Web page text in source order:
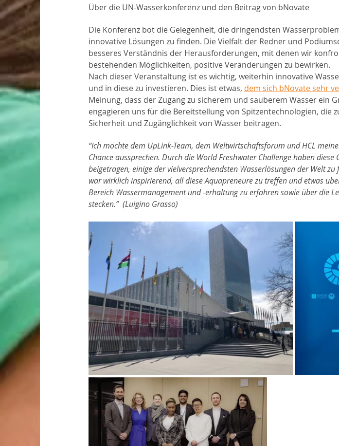
Über die UN-Wasserkonferenz und den Beitrag von bNovate
Die Konferenz bot die Gelegenheit, die dringendsten
innovative Lösungen zu finden. Die Vielfalt der Redner und
besseres Verständnis der Herausforderungen, mit denen wir
bestehenden Möglichkeiten, positive Veränderungen zu bewirken.
Nach dieser Veranstaltung ist es wichtig, weiterhin innovative
und in diese zu investieren. Dies ist etwas, dem sich bNovate sehr
Meinung, dass der Zugang zu sicherem und sauberem Wasser ein
engagieren uns für die Bereitstellung von Spitzentechnologien, die
Sicherheit und Zugänglichkeit von Wasser beitragen.
“Ich möchte dem UpLink-Team, dem Weltwirtschaftsforum und HCL
Chance aussprechen. Durch die World Freshwater Challenge haben
beigetragen, einige der vielversprechendsten Wasserlösungen der Welt
war wirklich inspirierend, all diese Aquapreneure zu treffen und etwas
Bereich Wassermanagement und -erhaltung zu erfahren sowie über die
stecken.”  (Luigino Grasso)